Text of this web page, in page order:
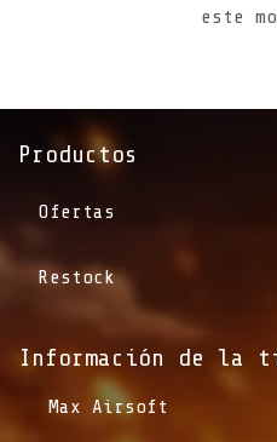
este
Productos
Ofertas
Restock
Información de la
​Max Airsoft